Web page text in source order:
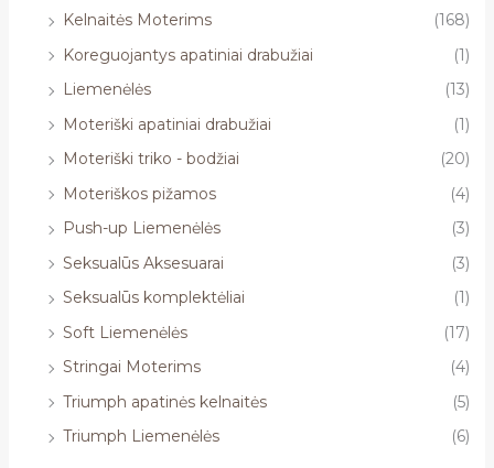
Kelnaitės Moterims
(168)
Koreguojantys apatiniai drabužiai
(1)
Liemenėlės
(13)
Moteriški apatiniai drabužiai
(1)
Moteriški triko - bodžiai
(20)
Moteriškos pižamos
(4)
Push-up Liemenėlės
(3)
Seksualūs Aksesuarai
(3)
Seksualūs komplektėliai
(1)
Soft Liemenėlės
(17)
Stringai Moterims
(4)
Triumph apatinės kelnaitės
(5)
Triumph Liemenėlės
(6)